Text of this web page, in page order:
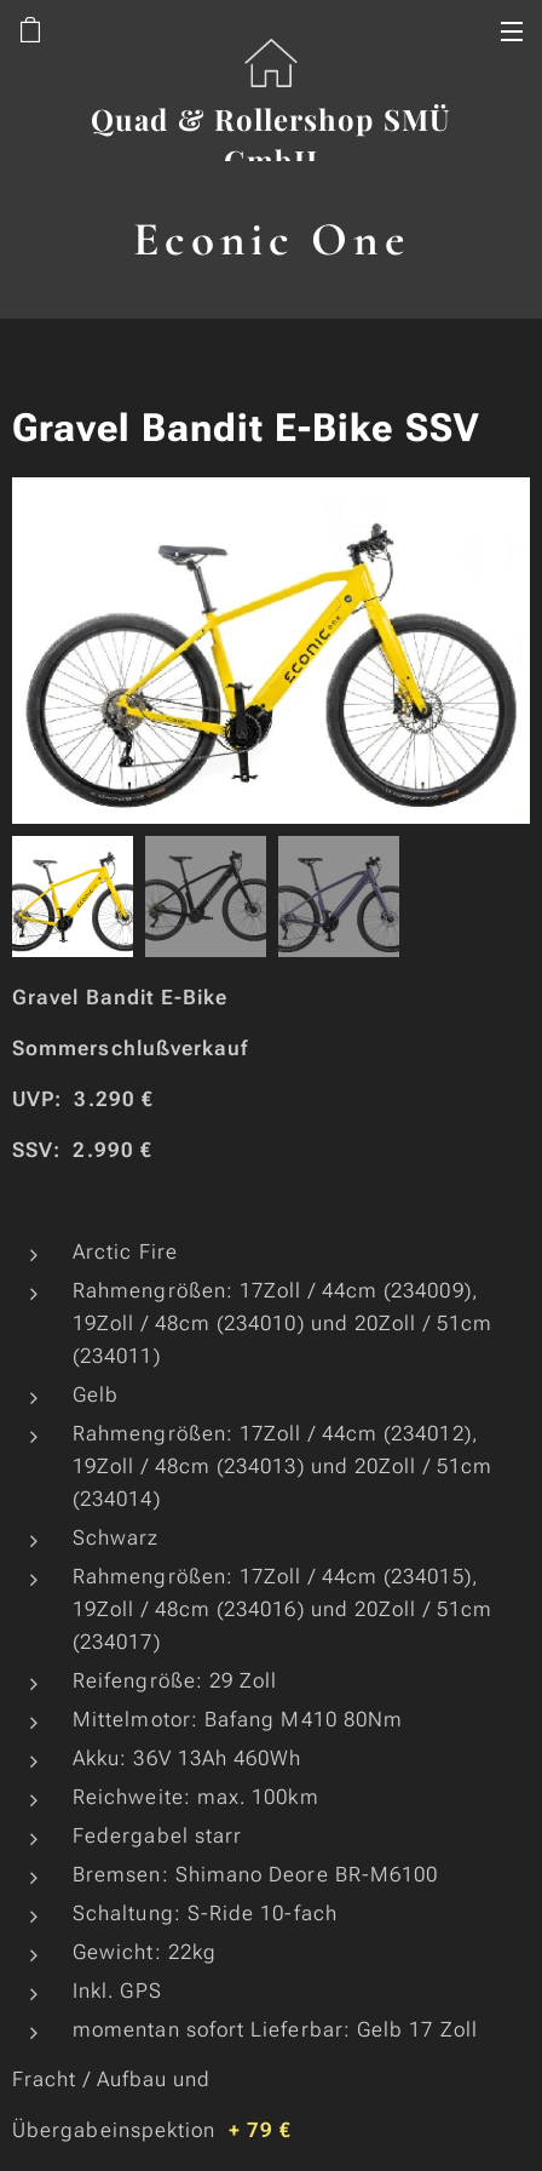
Quad & Rollershop SMÜ
GmbH
Econic One
Gravel Bandit E-Bike SSV
Gravel Bandit E-Bike
Sommerschlußverkauf
UVP: 3.290 €
SSV: 2.990 €
Arctic Fire
Rahmengrößen: 17Zoll / 44cm (234009),
19Zoll / 48cm (234010) und 20Zoll / 51cm
(234011)
Gelb
Rahmengrößen: 17Zoll / 44cm (234012),
19Zoll / 48cm (234013) und 20Zoll / 51cm
(234014)
Schwarz
Rahmengrößen: 17Zoll / 44cm (234015),
19Zoll / 48cm (234016) und 20Zoll / 51cm
(234017)
Reifengröße: 29 Zoll
Mittelmotor: Bafang M410 80Nm
Akku: 36V 13Ah 460Wh
Reichweite: max. 100km
Federgabel starr
Bremsen: Shimano Deore BR-M6100
Schaltung: S-Ride 10-fach
Gewicht: 22kg
Inkl. GPS
momentan sofort Lieferbar: Gelb 17 Zoll
Fracht / Aufbau und
Übergabeinspektion + 79 €